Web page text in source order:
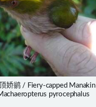
娇鹟 / Fiery-capped Manakin
pyrocephalus